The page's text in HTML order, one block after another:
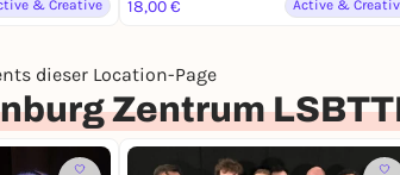
& Creative
18,00 €
Active &
dieser Location-Page
Zentrum